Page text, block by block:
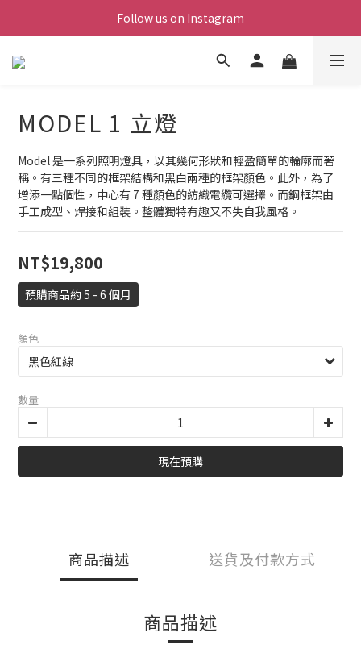
Follow us on Instagram
MODEL 1 立燈
Model 是一系列照明燈具，以其幾何形狀和輕盈簡單的輪廓而著
稱。有三種不同的框架結構和黑白兩種的框架顏色。此外，為了
增添一點個性，中心有 7 種顏色的紡織電纜可選擇。而鋼框架由
手工成型、焊接和組裝。整體獨特有趣又不失自我風格。
NT$19,800
預購商品約 5 - 6 個月
顏色
數量
現在預購
商品描述 送貨及付款方式
商品描述